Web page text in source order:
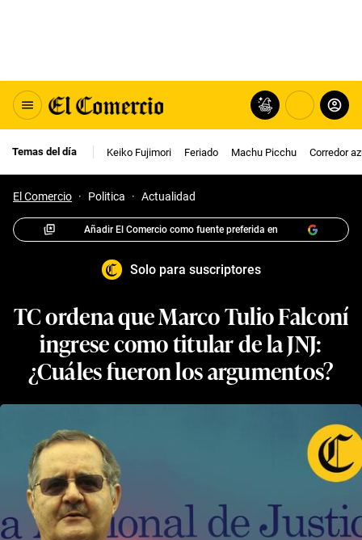
Temas del día Keiko Fujimori Feriado Machu Picchu Corredor
El Comercio · Politica · Actualidad
Añadir El Comercio como fuente preferida en
Solo para suscriptores
TC ordena que Marco Tulio Falconí
ingrese como titular de la JNJ:
¿Cuáles fueron los argumentos?